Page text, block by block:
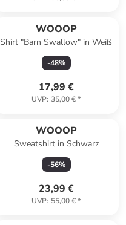
WOOOP
Shirt "Barn Swallow" in Weiß
-48%
17,99 €
UVP: 35,00 €*
WOOOP
Sweatshirt in Schwarz
-56%
23,99 €
UVP: 55,00 €*